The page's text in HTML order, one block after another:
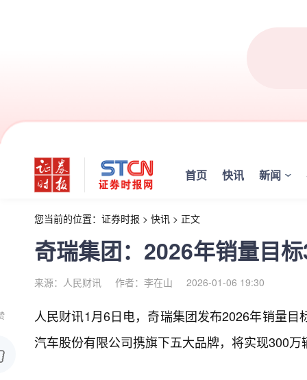
首页 快讯 新闻
您当前的位置： 证券时报 > 快讯 > 正文
奇瑞集团：2026年销量目
来源：人民财讯 作者：李在山 2026-01-06 19:30
人民财讯1月6日电， 奇瑞集团发布2026年销量目
汽车股份有限公司携旗下五大品牌，将实现300